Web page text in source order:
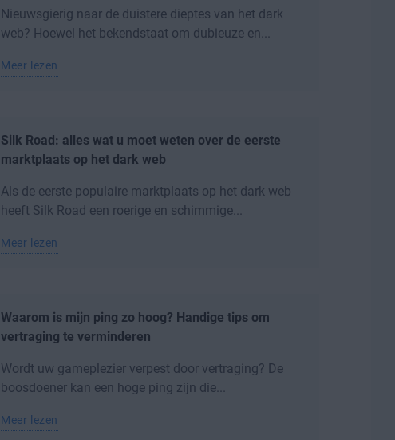
Nieuwsgierig naar de duistere dieptes van het dark
web? Hoewel het bekendstaat om dubieuze en...
Meer lezen
Silk Road: alles wat u moet weten over de eerste
marktplaats op het dark web
Als de eerste populaire marktplaats op het dark web
heeft Silk Road een roerige en schimmige...
Meer lezen
Waarom is mijn ping zo hoog? Handige tips om
vertraging te verminderen
Wordt uw gameplezier verpest door vertraging? De
boosdoener kan een hoge ping zijn die...
Meer lezen